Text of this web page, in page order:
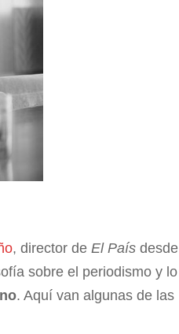
, director deEl País desde
sobre el periodismo y lo
. Aquí van algunas de las